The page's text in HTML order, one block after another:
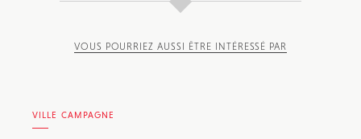
VOUS POURRIEZ AUSSI ÊTRE INTÉRESSÉ PAR
VILLE CAMPAGNE